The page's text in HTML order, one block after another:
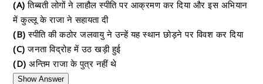
(A) तिब्बती लोगों ने लाहौल स्पीति पर आक्रमण कर दिया और इस अभियान
में कुल्लू के राजा ने सहायता दी
(B) स्पीति की कठोर जलवायु ने उन्हें यह स्थान छोड़ने पर विवश कर दिया
(C) जनता विद्रोह में उठ खड़ी हुई
(D) अन्तिम राजा के पुत्र नहीं थे
Show Answer